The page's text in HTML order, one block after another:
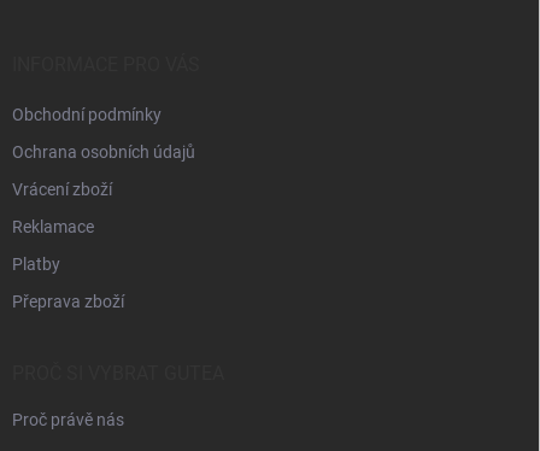
Obchodní podmínky
Ochrana osobních údajů
Vrácení zboží
Reklamace
Platby
Přeprava zboží
Proč právě nás